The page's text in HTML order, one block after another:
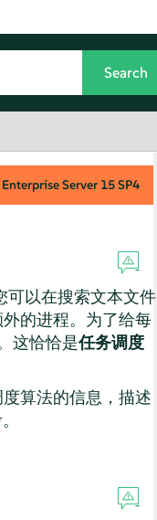
Server 15 SP4
可以在搜索文本文件
的进程。为了给每
这恰恰是任务调度
算法的信息，描述